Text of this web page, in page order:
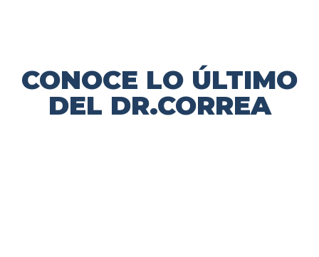
CONOCE LO ÚLTIMO
DEL DR.CORREA